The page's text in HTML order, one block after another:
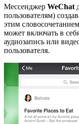
Мессенджер WeChat
пользователям)
этим
может включать в
аудиозапись или
пользователя.